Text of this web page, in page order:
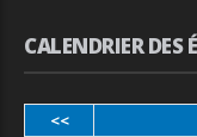
CALENDRIER DES
<<